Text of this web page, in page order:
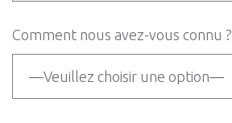
Comment nous avez-vous connu ?